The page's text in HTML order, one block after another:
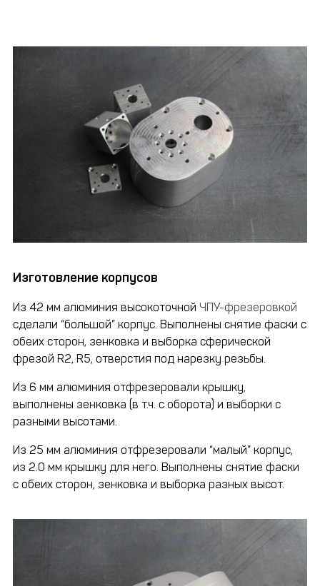
Изготовление корпусов
Из 42 мм алюминия высокоточной ЧПУ-фрезеровкой
сделали “большой” корпус. Выполнены снятие фаски с
обеих сторон, зенковка и выборка сферической
фрезой R2, R5, отверстия под нарезку резьбы.
Из 6 мм алюминия отфрезеровали крышку,
выполнены зенковка (в т.ч. с оборота) и выборки с
разными высотами.
Из 25 мм алюминия отфрезеровали “малый” корпус,
из 2.0 мм крышку для него. Выполнены снятие фаски
с обеих сторон, зенковка и выборка разных высот.